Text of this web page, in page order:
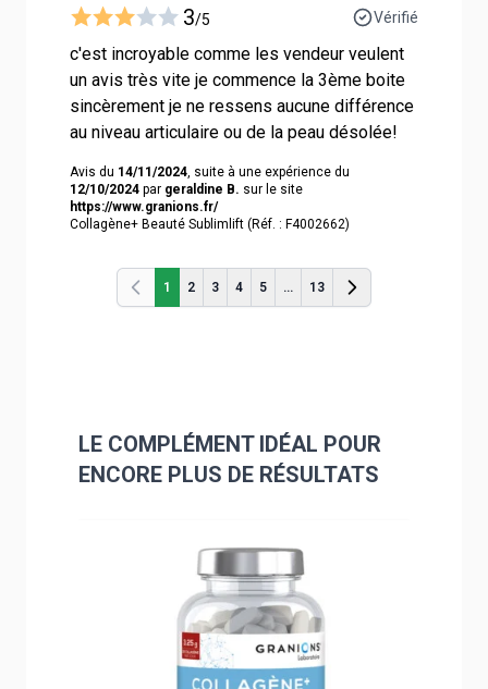
3/5 Vérifié
c'est incroyable comme les vendeur veulent
un avis très vite je commence la 3ème boite
sincèrement je ne ressens aucune différence
au niveau articulaire ou de la peau désolée!
Avis du 14/11/2024 , suite à une expérience du
12/10/2024 par geraldine B. sur le site
https://www.granions.fr/
Collagène+ Beauté Sublimlift (Réf. : F4002662)
Précédent
1 2 3 4 5 ... 13
Précédent
LE COMPLÉMENT IDÉAL POUR
ENCORE PLUS DE RÉSULTATS